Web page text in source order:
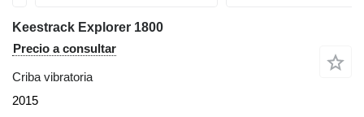
Keestrack Explorer 1800
Precio a consultar
Criba vibratoria
2015